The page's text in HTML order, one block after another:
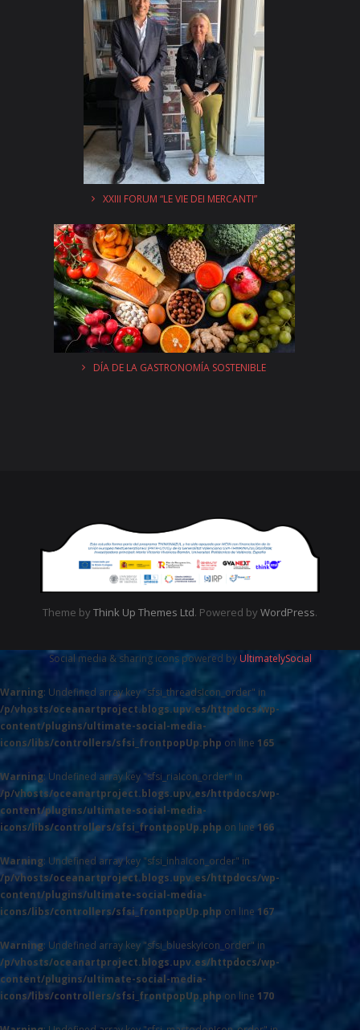
XXIII FORUM “LE VIE DEI MERCANTI”
DÍA DE LA GASTRONOMÍA SOSTENIBLE
Theme by Think Up Themes Ltd. Powered by WordPress.
Social media & sharing icons powered by UltimatelySocial
Warning: Undefined array key "sfsi_threadsIcon_order" in
/p/vhosts/oceanartproject.blogs.upv.es/httpdocs/wp-
content/plugins/ultimate-social-media-
icons/libs/controllers/sfsi_frontpopUp.php on line 165
Warning: Undefined array key "sfsi_riaIcon_order" in
/p/vhosts/oceanartproject.blogs.upv.es/httpdocs/wp-
content/plugins/ultimate-social-media-
icons/libs/controllers/sfsi_frontpopUp.php on line 166
Warning: Undefined array key "sfsi_inhaIcon_order" in
/p/vhosts/oceanartproject.blogs.upv.es/httpdocs/wp-
content/plugins/ultimate-social-media-
icons/libs/controllers/sfsi_frontpopUp.php on line 167
Warning: Undefined array key "sfsi_blueskyIcon_order" in
/p/vhosts/oceanartproject.blogs.upv.es/httpdocs/wp-
content/plugins/ultimate-social-media-
icons/libs/controllers/sfsi_frontpopUp.php on line 170